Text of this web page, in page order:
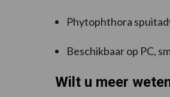
Phytophthora
Beschikbaar op PC,
Wilt u meer